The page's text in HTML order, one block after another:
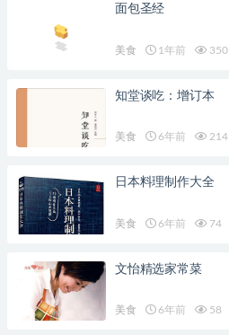
面包圣经
美食 1年前 350
知堂谈吃：增订本
美食 6年前 214
日本料理制作大全
美食 6年前 74
文怡精选家常菜
美食 6年前 58